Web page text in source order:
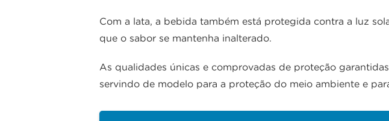
Com a lata, a bebida também está protegida contra a luz
que o sabor se mantenha inalterado.
As qualidades únicas e comprovadas de proteção
servindo de modelo para a proteção do meio ambiente e